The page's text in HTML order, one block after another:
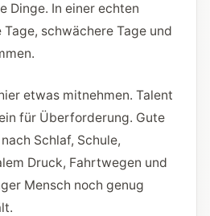
Dinge. In einer echten
schwächere Tage und
etwas mitnehmen. Talent
für Überforderung. Gute
Schlaf, Schule,
Druck, Fahrtwegen und
Mensch noch genug